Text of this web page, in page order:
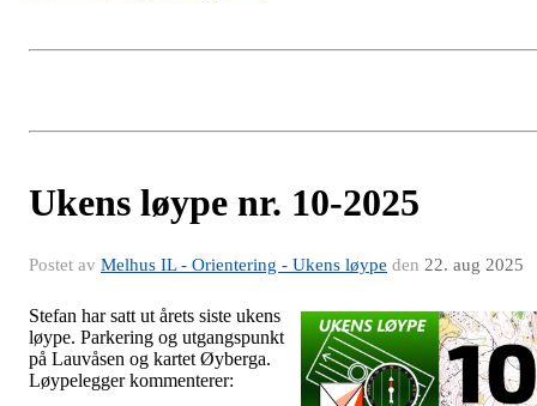
Ukens løype nr. 10-2025
Postet av Melhus IL - Orientering - Ukens løype den 22. aug 2025
Stefan har satt ut årets siste ukens
løype. Parkering og utgangspunkt
på Lauvåsen og kartet Øyberga.
Løypelegger kommenterer: